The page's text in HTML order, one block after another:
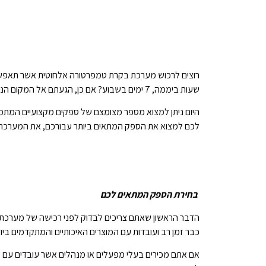
שעות ביממה, 7 ימים בשבוע? אם כן, הגעתם אל המקום הנכון!
היום ניתן למצוא מספר מצומצם של ספקים מקצועיים
לכם למצוא את הספק המתאים ביותר עבורכם, את
בחירת הספק המתאים לכם
הדבר הראשון שאתם צריכים לבדוק לפני רכישה של
כבר זמן רב ועובדות עם המוצרים האיכותיים והמתקדמים
אם אתם מכירים בעלי מפעלים או מנהלים אשר עובדים עם